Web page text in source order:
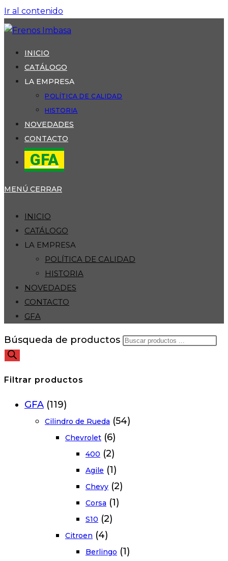
Ir al contenido
INICIO
CATÁLOGO
LA EMPRESA
POLÍTICA DE CALIDAD
HISTORIA
NOVEDADES
CONTACTO
GFA
MENÚ CERRAR
INICIO
CATÁLOGO
LA EMPRESA
POLÍTICA DE CALIDAD
HISTORIA
NOVEDADES
CONTACTO
GFA
Búsqueda de productos
Filtrar productos
GFA (119)
Cilindro de Rueda (54)
Chevrolet (6)
400 (2)
Agile (1)
Chevy (2)
Corsa (1)
S10 (2)
Citroen (4)
Berlingo (1)